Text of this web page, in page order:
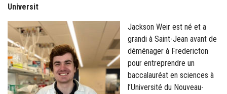
Universit
Jackson Weir est né et a
grandi à Saint-Jean avant de
déménager à Fredericton
pour entreprendre un
baccalauréat en sciences à
l’Université du Nouveau-